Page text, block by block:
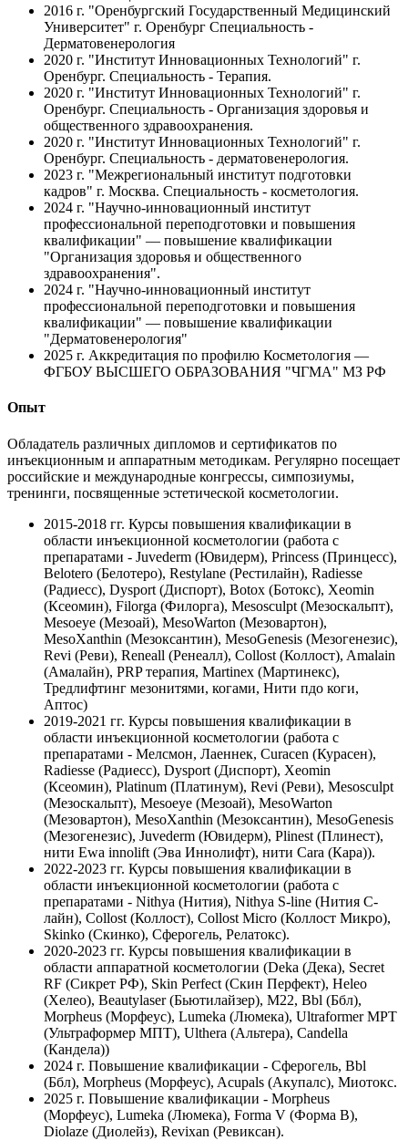
2016 г. "Оренбургский Государственный Медицинский
Университет" г. Оренбург Специальность -
Дерматовенерология
2020 г. "Институт Инновационных Технологий" г.
Оренбург. Специальность - Терапия.
2020 г. "Институт Инновационных Технологий" г.
Оренбург. Специальность - Организация здоровья и
общественного здравоохранения.
2020 г. "Институт Инновационных Технологий" г.
Оренбург. Специальность - дерматовенерология.
2023 г. "Межрегиональный институт подготовки
кадров" г. Москва. Специальность - косметология.
2024 г. "Научно-инновационный институт
профессиональной переподготовки и повышения
квалификации" — повышение квалификации
"Организация здоровья и общественного
здравоохранения".
2024 г. "Научно-инновационный институт
профессиональной переподготовки и повышения
квалификации" — повышение квалификации
"Дерматовенерология"
2025 г. Аккредитация по профилю Косметология —
ФГБОУ ВЫСШЕГО ОБРАЗОВАНИЯ "ЧГМА" МЗ РФ
Опыт
Обладатель различных дипломов и сертификатов по
инъекционным и аппаратным методикам. Регулярно посещает
российские и международные конгрессы, симпозиумы,
тренинги, посвященные эстетической косметологии.
2015-2018 гг. Курсы повышения квалификации в
области инъекционной косметологии (работа с
препаратами - Juvederm (Ювидерм), Princess (Принцесс),
Belotero (Белотеро), Restylane (Рестилайн), Radiesse
(Радиесс), Dysport (Диспорт), Botox (Ботокс), Xeomin
(Ксеомин), Filorga (Филорга), Mesosculpt (Мезоскальпт),
Mesoeye (Мезоай), MesoWarton (Мезовартон),
MesoXanthin (Мезоксантин), MesoGenesis (Мезогенезис),
Revi (Реви), Reneall (Ренеалл), Collost (Коллост), Amalain
(Амалайн), PRP терапия, Martinex (Мартинекс),
Тредлифтинг мезонитями, когами, Нити пдо коги,
Аптос)
2019-2021 гг. Курсы повышения квалификации в
области инъекционной косметологии (работа с
препаратами - Мелсмон, Лаеннек, Curacen (Курасен),
Radiesse (Радиесс), Dysport (Диспорт), Xeomin
(Ксеомин), Platinum (Платинум), Revi (Реви), Mesosculpt
(Мезоскальпт), Mesoeye (Мезоай), MesoWarton
(Мезовартон), MesoXanthin (Мезоксантин), MesoGenesis
(Мезогенезис), Juvederm (Ювидерм), Plinest (Плинест),
нити Ewa innolift (Эва Иннолифт), нити Cara (Кара)).
2022-2023 гг. Курсы повышения квалификации в
области инъекционной косметологии (работа с
препаратами - Nithya (Нития), Nithya S-line (Нития С-
лайн), Collost (Коллост), Collost Micro (Коллост Микро),
Skinko (Скинко), Сферогель, Релатокс).
2020-2023 гг. Курсы повышения квалификации в
области аппаратной косметологии (Deka (Дека), Secret
RF (Сикрет РФ), Skin Perfect (Скин Перфект), Heleo
(Хелео), Beautylaser (Бьютилайзер), М22, Bbl (Ббл),
Morpheus (Морфеус), Lumeka (Люмека), Ultraformer MPT
(Ультраформер МПТ), Ulthera (Альтера), Candella
(Кандела))
2024 г. Повышение квалификации - Сферогель, Bbl
(Ббл), Morpheus (Морфеус), Acupals (Акупалс), Миотокс.
2025 г. Повышение квалификации ‐ Morpheus
(Морфеус), Lumeka (Люмека), Forma V (Форма В),
Diolaze (Диолейз), Revixan (Ревиксан).